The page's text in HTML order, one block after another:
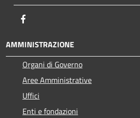
AMMINISTRAZIONE
Organi di Governo
Aree Amministrative
Uffici
Enti e fondazioni